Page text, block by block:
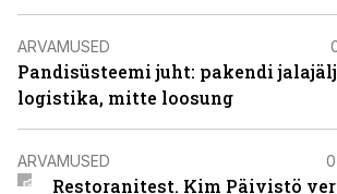
ARVAMUSED
Pandisüsteemi juht: pakendi
logistika, mitte loosung
ARVAMUSED
Restoranitest. Kim Päivistö